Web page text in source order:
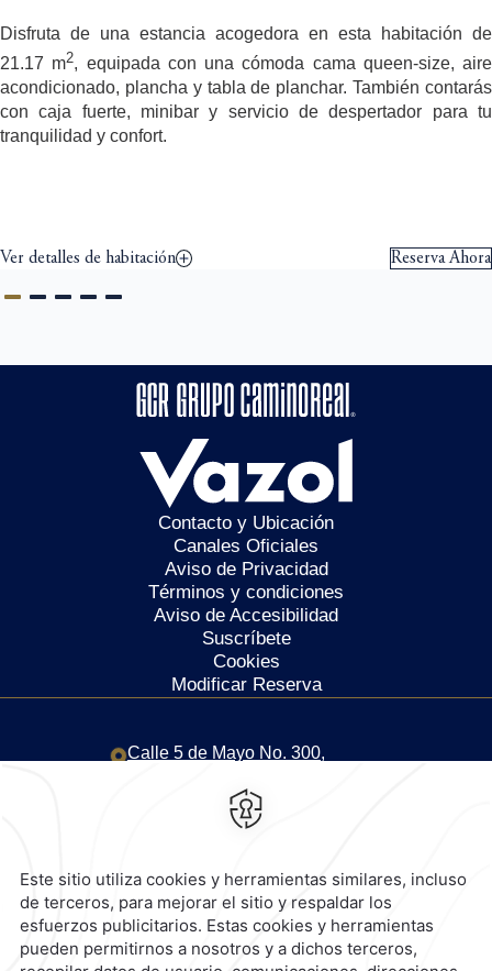
Disfruta de una estancia acogedora en esta habitación de
21.17 m2, equipada con una cómoda cama queen-size, aire
acondicionado, plancha y tabla de planchar. También contarás
con caja fuerte, minibar y servicio de despertador para tu
tranquilidad y confort.
Ver detalles de habitación Reserva Ahora
Contacto y Ubicación
Canales Oficiales
Aviso de Privacidad
Términos y condiciones
Aviso de Accesibilidad
Suscríbete
Cookies
Modificar Reserva
Calle 5 de Mayo No. 300,
México
951 501 6100
contacto@caminoreal.com
reservaciones@quintareal.com